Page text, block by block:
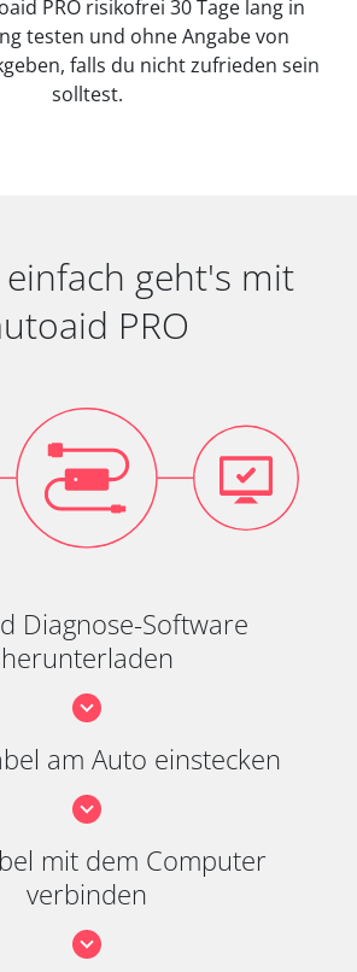
PRO risikofrei 30 Tage lang in
testen und ohne Angabe von
falls du nicht zufrieden sein
solltest.
geht's mit
PRO
Diagnose-Software
herunterladen
am Auto einstecken
mit dem Computer
verbinden